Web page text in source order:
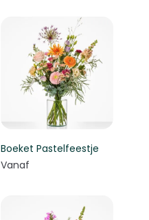
Boeket Pastelfeestje
Vanaf